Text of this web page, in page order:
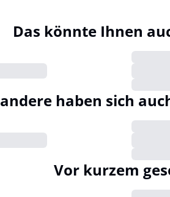
Das könnte Ihnen
andere haben sich
Vor kurzem